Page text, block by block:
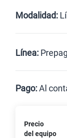
256GB
Modalidad:
Línea:
Pago:Al
Al contado
Precio
del equipo